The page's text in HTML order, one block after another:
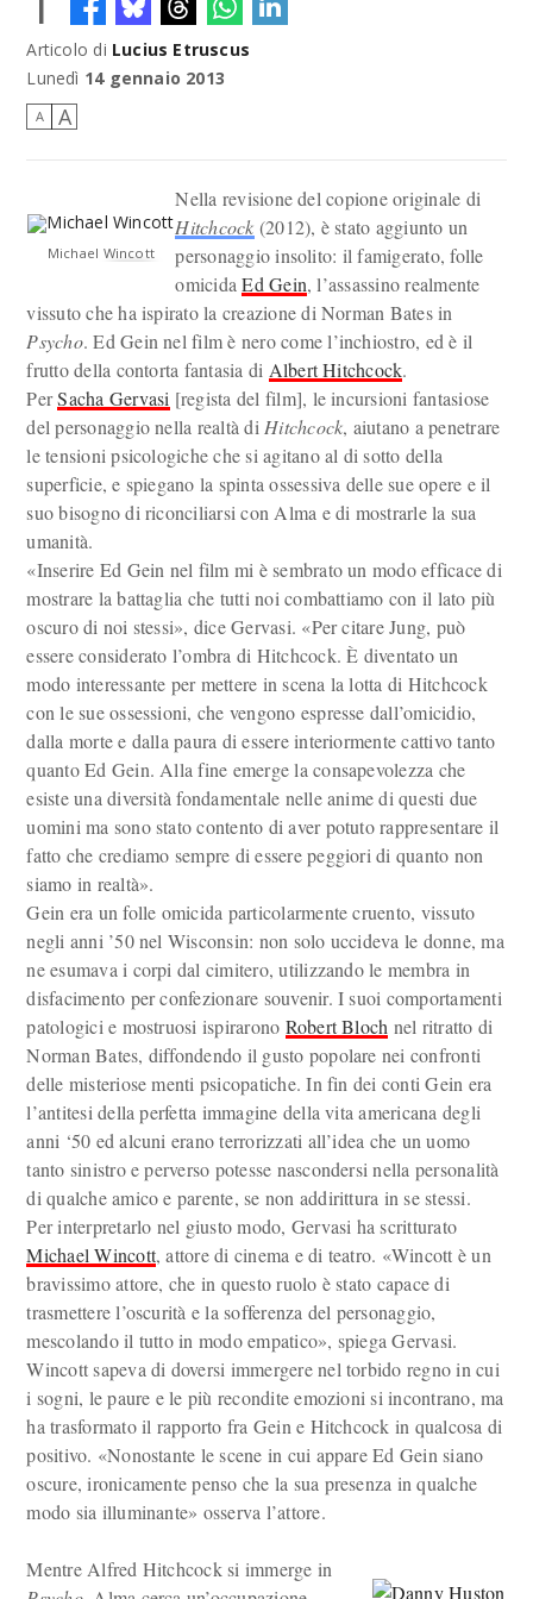
Articolo di Lucius Etruscus
Lunedì 14 gennaio 2013
A A
Michael Wincott
Nella revisione del copione originale di
Hitchcock (2012), è stato aggiunto un
personaggio insolito: il famigerato, folle
omicidaEd Gein, l’assassino realmente
vissuto che ha ispirato la creazione di Norman Bates in
Psycho. Ed Gein nel film è nero come l’inchiostro, ed è il
frutto della contorta fantasia di Albert Hitchcock.
PerSacha Gervasi [regista del film], le incursioni fantasiose
del personaggio nella realtà di Hitchcock, aiutano a penetrare
le tensioni psicologiche che si agitano al di sotto della
superficie, e spiegano la spinta ossessiva delle sue opere e il
suo bisogno di riconciliarsi con Alma e di mostrarle la sua
umanità.
«Inserire Ed Gein nel film mi è sembrato un modo efficace di
mostrare la battaglia che tutti noi combattiamo con il lato più
oscuro di noi stessi», dice Gervasi. «Per citare Jung, può
essere considerato l’ombra di Hitchcock. È diventato un
modo interessante per mettere in scena la lotta di Hitchcock
con le sue ossessioni, che vengono espresse dall’omicidio,
dalla morte e dalla paura di essere interiormente cattivo tanto
quanto Ed Gein. Alla fine emerge la consapevolezza che
esiste una diversità fondamentale nelle anime di questi due
uomini ma sono stato contento di aver potuto rappresentare il
fatto che crediamo sempre di essere peggiori di quanto non
siamo in realtà».
Gein era un folle omicida particolarmente cruento, vissuto
negli anni ’50 nel Wisconsin: non solo uccideva le donne, ma
ne esumava i corpi dal cimitero, utilizzando le membra in
disfacimento per confezionare souvenir. I suoi comportamenti
patologici e mostruosi ispirarono Robert Bloch nel ritratto di
Norman Bates, diffondendo il gusto popolare nei confronti
delle misteriose menti psicopatiche. In fin dei conti Gein era
l’antitesi della perfetta immagine della vita americana degli
anni ‘50 ed alcuni erano terrorizzati all’idea che un uomo
tanto sinistro e perverso potesse nascondersi nella personalità
di qualche amico e parente, se non addirittura in se stessi.
Per interpretarlo nel giusto modo, Gervasi ha scritturato
Michael Wincott, attore di cinema e di teatro. «Wincott è un
bravissimo attore, che in questo ruolo è stato capace di
trasmettere l’oscurità e la sofferenza del personaggio,
mescolando il tutto in modo empatico», spiega Gervasi.
Wincott sapeva di doversi immergere nel torbido regno in cui
i sogni, le paure e le più recondite emozioni si incontrano, ma
ha trasformato il rapporto fra Gein e Hitchcock in qualcosa di
positivo. «Nonostante le scene in cui appare Ed Gein siano
oscure, ironicamente penso che la sua presenza in qualche
modo sia illuminante» osserva l’attore.
Mentre Alfred Hitchcock si immerge in